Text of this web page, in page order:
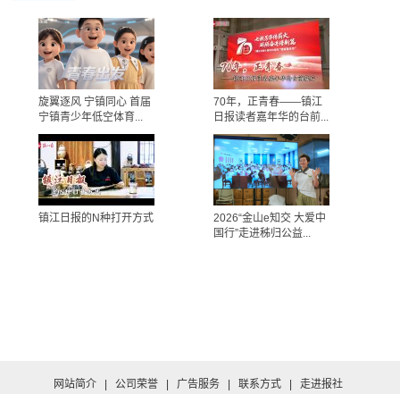
旋翼逐风 宁镇同心 首届
宁镇青少年低空体育...
70年，正青春——镇江
日报读者嘉年华的台前...
镇江日报的N种打开方式
2026“金山e知交 大爱中
国行”走进秭归公益...
网站简介 | 公司荣誉 | 广告服务 | 联系方式 | 走进报社